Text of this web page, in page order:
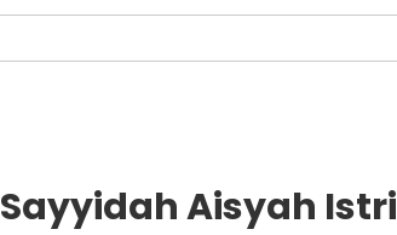
Sayyidah Aisyah Istri